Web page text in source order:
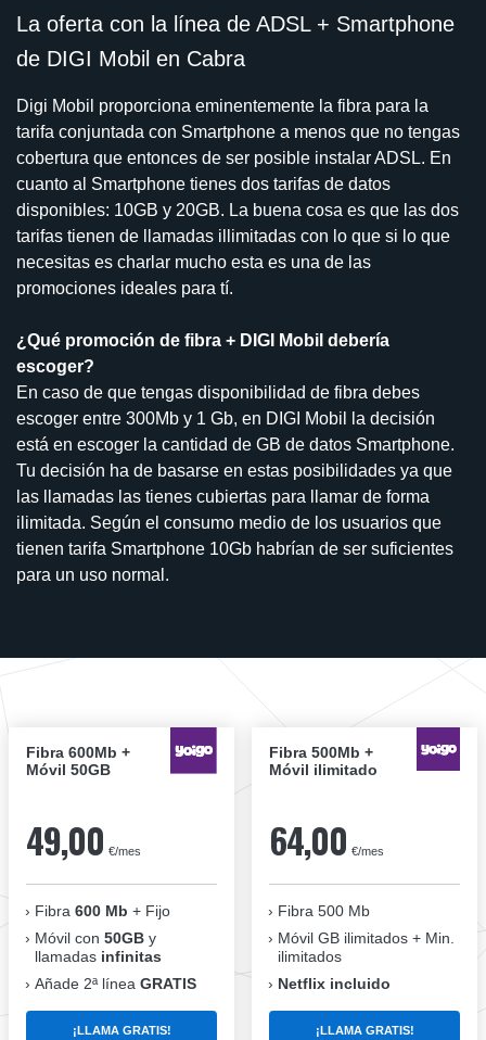
La oferta con la línea de ADSL + Smartphone
de DIGI Mobil en Cabra
Digi Mobil proporciona eminentemente la fibra para la
tarifa conjuntada con Smartphone a menos que no tengas
cobertura que entonces de ser posible instalar ADSL. En
cuanto al Smartphone tienes dos tarifas de datos
disponibles: 10GB y 20GB. La buena cosa es que las dos
tarifas tienen de llamadas illimitadas con lo que si lo que
necesitas es charlar mucho esta es una de las
promociones ideales para tí.
¿Qué promoción de fibra + DIGI Mobil debería
escoger?
En caso de que tengas disponibilidad de fibra debes
escoger entre 300Mb y 1 Gb, en DIGI Mobil la decisión
está en escoger la cantidad de GB de datos Smartphone.
Tu decisión ha de basarse en estas posibilidades ya que
las llamadas las tienes cubiertas para llamar de forma
ilimitada. Según el consumo medio de los usuarios que
tienen tarifa Smartphone 10Gb habrían de ser suficientes
para un uso normal.
Fibra 600Mb +
Móvil 50GB
49,00 €/mes
Fibra 600 Mb + Fijo
Móvil con 50GB y
llamadas infinitas
Añade 2ª línea GRATIS
¡LLAMA GRATIS!
Fibra 500Mb +
Móvil ilimitado
64,00 €/mes
Fibra 500 Mb
Móvil GB ilimitados + Min.
ilimitados
Netflix incluido
¡LLAMA GRATIS!